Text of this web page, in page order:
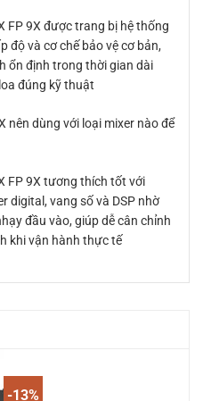
FP 9X được trang bị hệ thống
độ và cơ chế bảo vệ cơ bản,
ổn định trong thời gian dài
đúng kỹ thuật
nên dùng với loại mixer nào để
FP 9X tương thích tốt với
digital, vang số và DSP nhờ
đầu vào, giúp dễ cân chỉnh
khi vận hành thực tế
-13%